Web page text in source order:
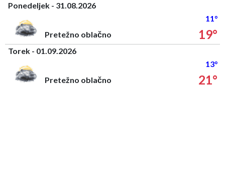
Ponedeljek - 31.08.2026
11°
Pretežno oblačno
19°
Torek - 01.09.2026
13°
Pretežno oblačno
21°